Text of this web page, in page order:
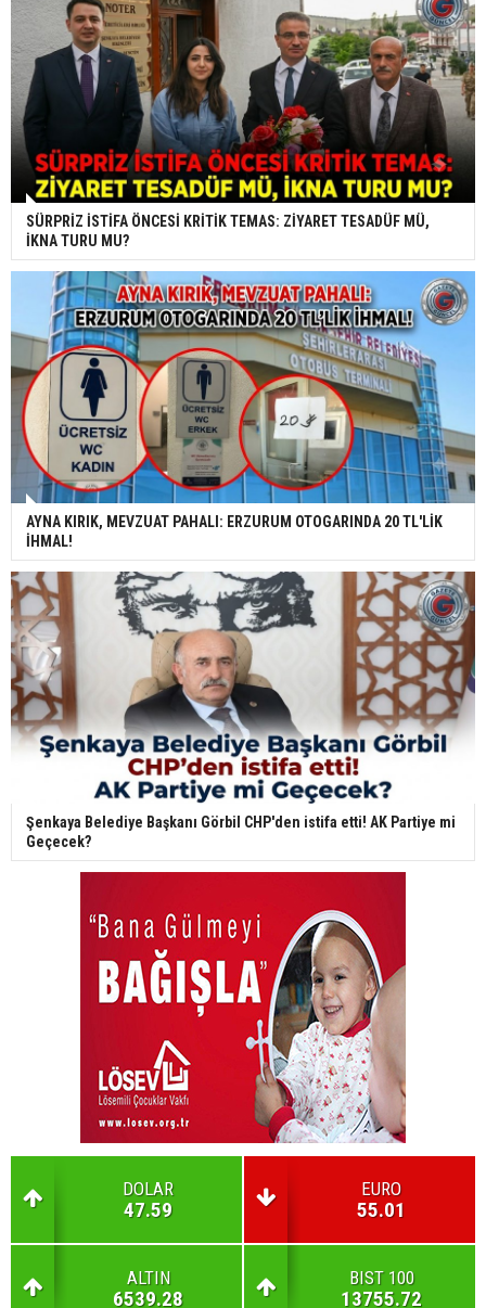
SÜRPRİZ İSTİFA ÖNCESİ KRİTİK TEMAS: ZİYARET TESADÜF MÜ,
İKNA TURU MU?
AYNA KIRIK, MEVZUAT PAHALI: ERZURUM OTOGARINDA 20 TL'LİK
İHMAL!
Şenkaya Belediye Başkanı Görbil CHP'den istifa etti! AK Partiye mi
Geçecek?
DOLAR
47.59
EURO
55.01
ALTIN
6539.28
BIST 100
13755.72